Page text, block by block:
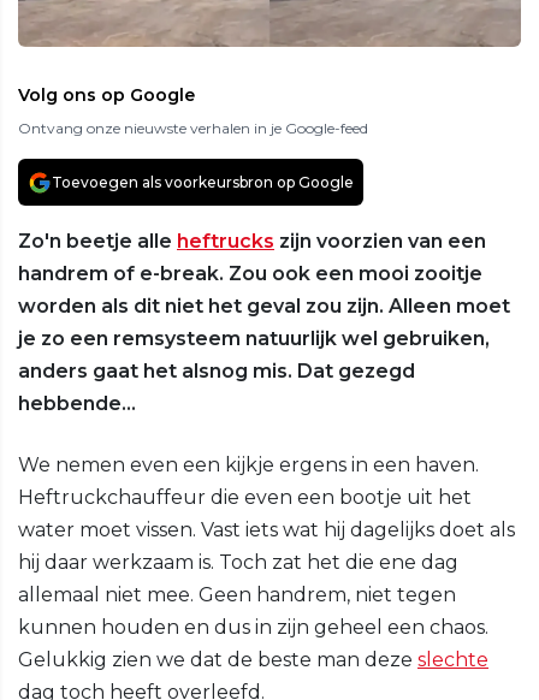
Volg ons op Google
Ontvang onze nieuwste verhalen in je Google-feed
Toevoegen als voorkeursbron op Google
Zo'n beetje alle heftrucks zijn voorzien van een
handrem of e-break. Zou ook een mooi zooitje
worden als dit niet het geval zou zijn. Alleen moet
je zo een remsysteem natuurlijk wel gebruiken,
anders gaat het alsnog mis. Dat gezegd
hebbende…
We nemen even een kijkje ergens in een haven.
Heftruckchauffeur die even een bootje uit het
water moet vissen. Vast iets wat hij dagelijks doet als
hij daar werkzaam is. Toch zat het die ene dag
allemaal niet mee. Geen handrem, niet tegen
kunnen houden en dus in zijn geheel een chaos.
Gelukkig zien we dat de beste man deze slechte
dag toch heeft overleefd.